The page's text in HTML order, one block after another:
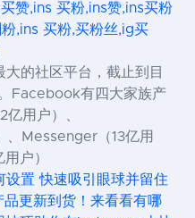
赞,ins 买粉,ins赞,ins买粉
,ins 买粉,买粉丝,ig买
的社区平台，截止到目
Facebook有四大家族产
用户）、
Messenger（13亿用
户）
置 快速吸引眼球并留住
更新到货！来看看有哪